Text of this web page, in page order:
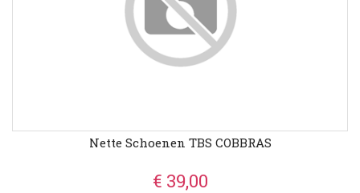
Nette Schoenen TBS COBBRAS
€ 39,00